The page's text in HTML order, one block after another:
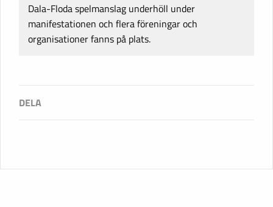
Dala-Floda spelmanslag underhöll under
manifestationen och flera föreningar och
organisationer fanns på plats.